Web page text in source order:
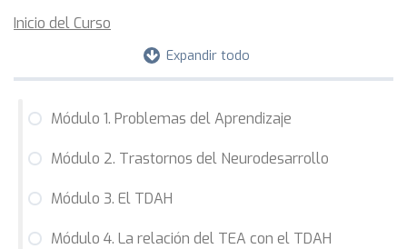
Inicio del Curso
Expandir todo
Módulo 1. Problemas del Aprendizaje
Módulo 2. Trastornos del Neurodesarrollo
Módulo 3. El TDAH
Módulo 4. La relación del TEA con el TDAH